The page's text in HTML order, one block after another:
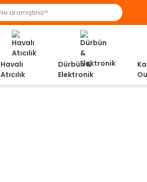
Havalı
Atıcılık
Dürbün &
Elektronik